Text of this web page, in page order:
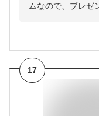
ムなので、プレゼ
17